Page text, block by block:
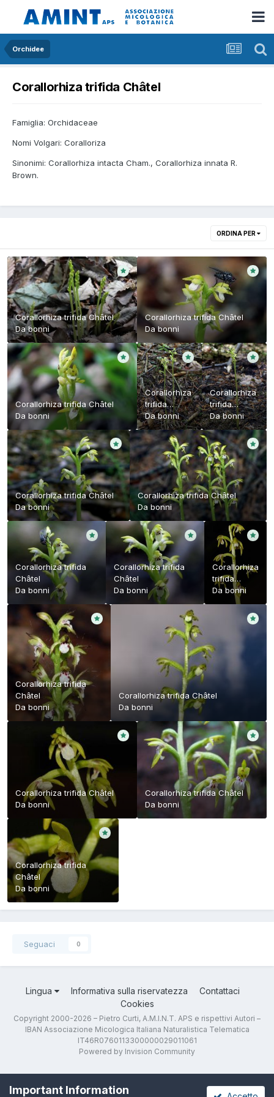
Orchidee
Corallorhiza trifida Châtel
Famiglia: Orchidaceae
Nomi Volgari: Coralloriza
Sinonimi: Corallorhiza intacta Cham., Corallorhiza innata R.
Brown.
ORDINA PER
Corallorhiza trifida Châtel
Dabonni
Corallorhiza trifida Châtel
Dabonni
Corallorhiza trifida Châtel
Da bonni
Corallorhiza
trifida
Châtel
Dabonni
Corallorhiza
trifida
Châtel
Dabonni
Corallorhiza trifida Châtel
Dabonni
Corallorhiza trifida Châtel
Da bonni
Corallorhiza trifida
Châtel
Da bonni
Corallorhiza trifida
Châtel
Da bonni
Corallorhiza
trifida
Châtel
Dabonni
Corallorhiza trifida
Châtel
Da bonni
Corallorhiza trifida Châtel
Dabonni
Corallorhiza trifida Châtel
Dabonni
Corallorhiza trifida Châtel
Da bonni
Corallorhiza trifida
Châtel
Da bonni
Seguaci 0
Lingua Informativa sulla riservatezza
Contattaci
Cookies
Copyright 2000-2026 – Pietro Curti, A.M.I.N.T. APS e rispettivi Autori –
IBAN Associazione Micologica Italiana Naturalistica Telematica
IT46R0760113300000029011061
Powered by Invision Community
Important Information